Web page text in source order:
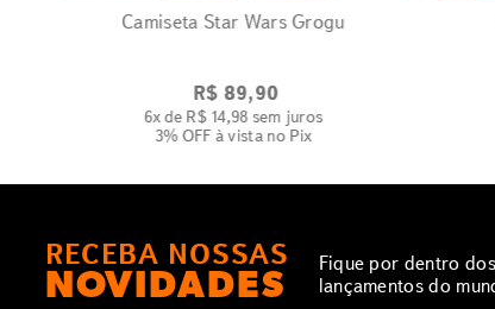
Camiseta Star Wars Grogu
R$ 89,90
6x de R$ 14,98 sem juros
3% OFFà vista no Pix
RECEBA NOSSAS
NOVIDADES
Fique por dentro
lançamentos do